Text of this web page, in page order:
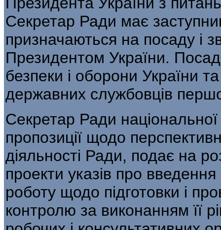
Секретар Ради має
призначаються на посаду і
Президентом України.
безпеки і оборони України
державних службовців
Секретар Ради національної
пропозиції щодо
діяльності Ради, подає на
проекти указів про
роботу щодо підготовки і
контролю за виконанням її